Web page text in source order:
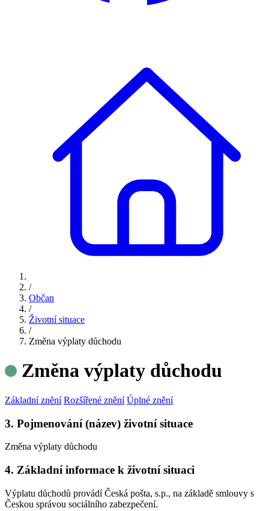
/
Občan
/
Životní situace
/
Změna výplaty důchodu
Změna výplaty důchodu
Základní znění Rozšířené znění Úplné znění
3. Pojmenování (název) životní situace
Změna výplaty důchodu
4. Základní informace k životní situaci
Výplatu důchodů provádí Česká pošta, s.p., na základě smlouvy s
Českou správou sociálního zabezpečení.